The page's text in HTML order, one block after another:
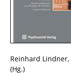
Reinhard Lindner,